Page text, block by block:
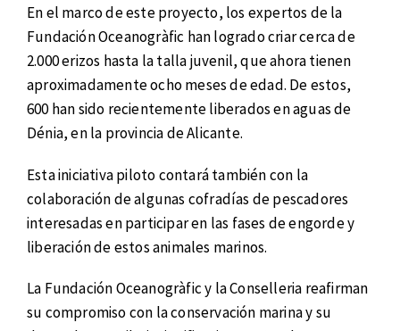
En el marco de este proyecto, los expertos de la
Fundación Oceanogràfic han logrado criar cerca de
2.000 erizos hasta la talla juvenil, que ahora tienen
aproximadamente ocho meses de edad. De estos,
600 han sido recientemente liberados en aguas de
Dénia, en la provincia de Alicante.
Esta iniciativa piloto contará también con la
colaboración de algunas cofradías de pescadores
interesadas en participar en las fases de engorde y
liberación de estos animales marinos.
La Fundación Oceanogràfic y la Conselleria reafirman
su compromiso con la conservación marina y su